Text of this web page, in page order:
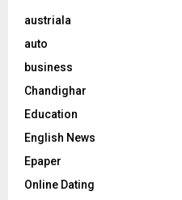
austriala
auto
business
Chandighar
Education
English News
Epaper
Online Dating